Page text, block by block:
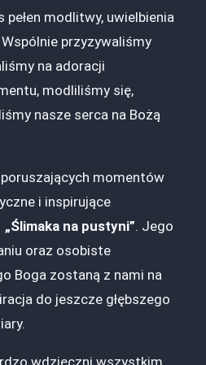
pełen modlitwy, uwielbienia
przyzywaliśmy
na adoracji
modliliśmy się,
nasze serca na Bożą
momentów
i inspirujące
„Ślimaka na pustyni”. Jego
oraz osobiste
Boga zostaną z nami na
do jeszcze głębszego